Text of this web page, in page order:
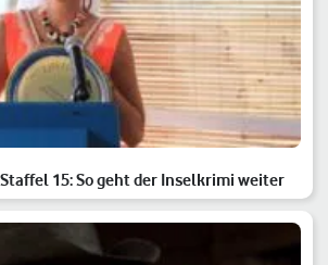
15: So geht der Inselkrimi weiter